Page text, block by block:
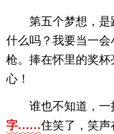
第五个梦想，
什么吗？我要当一
枪。捧在怀里的奖
心！
谁也不知道，一
字……住笑了，笑声